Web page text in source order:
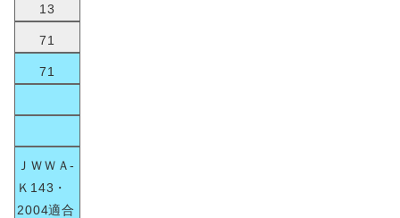
13
71
71
ＪＷＷＡ-
Ｋ143・
2004適合